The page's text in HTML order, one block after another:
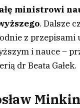
ministrowi
. Dalsze
z przepisami
i nauce –
dr Beata Gałek.